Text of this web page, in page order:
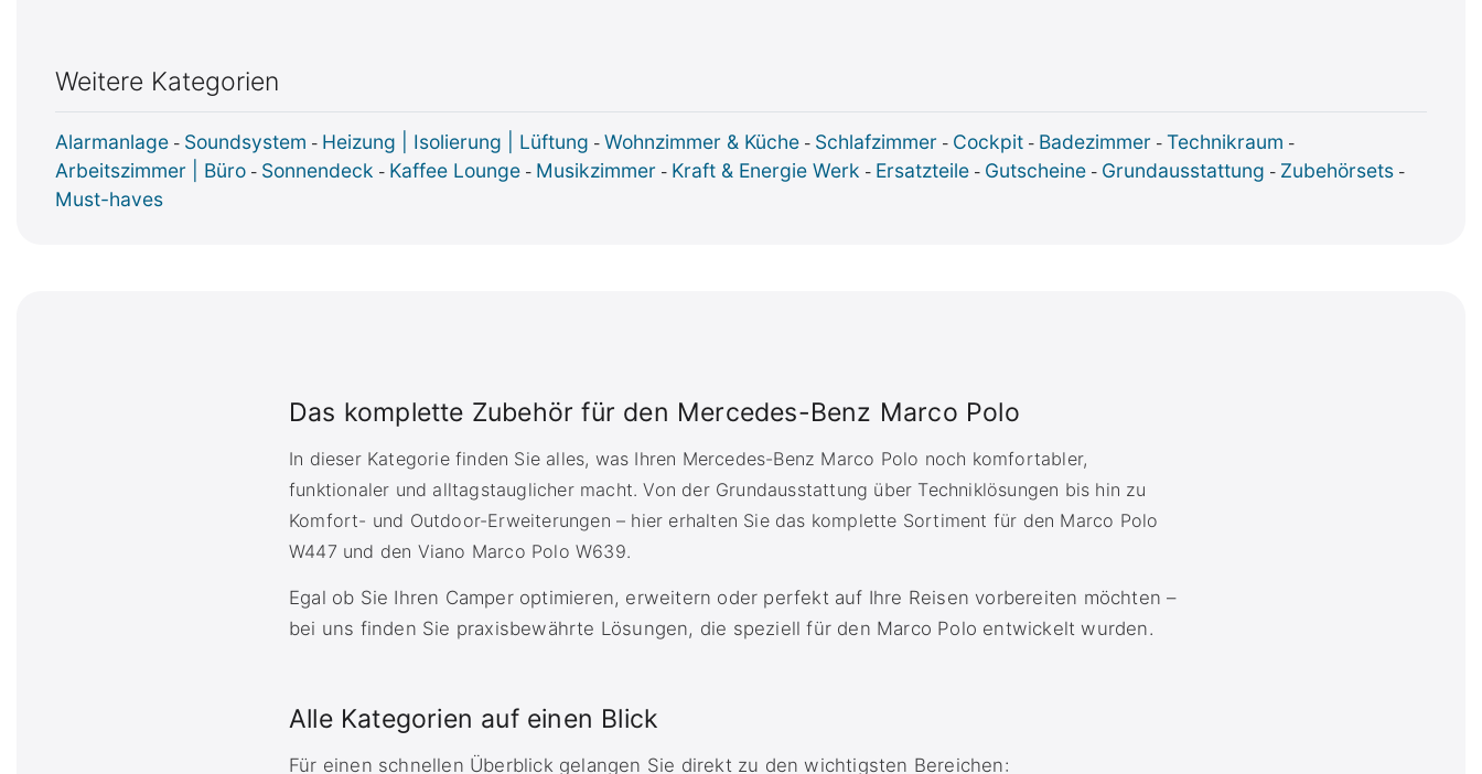
Weitere Kategorien
Alarmanlage - Soundsystem - Heizung | Isolierung | Lüftung - Wohnzimmer & Küche - Schlafzimmer - Cockpit - Badezimmer - Technikraum -
Arbeitszimmer | Büro - Sonnendeck - Kaffee Lounge - Musikzimmer - Kraft & Energie Werk - Ersatzteile - Gutscheine - Grundausstattung - Zubehörsets -
Must-haves
Das komplette Zubehör für den Mercedes-Benz Marco Polo
In dieser Kategorie finden Sie alles, was Ihren Mercedes-Benz Marco Polo noch komfortabler,
funktionaler und alltagstauglicher macht. Von der Grundausstattung über Techniklösungen bis hin zu
Komfort- und Outdoor-Erweiterungen – hier erhalten Sie das komplette Sortiment für den Marco Polo
W447 und den Viano Marco Polo W639.
Egal ob Sie Ihren Camper optimieren, erweitern oder perfekt auf Ihre Reisen vorbereiten möchten –
bei uns finden Sie praxisbewährte Lösungen, die speziell für den Marco Polo entwickelt wurden.
Alle Kategorien auf einen Blick
Für einen schnellen Überblick gelangen Sie direkt zu den wichtigsten Bereichen: